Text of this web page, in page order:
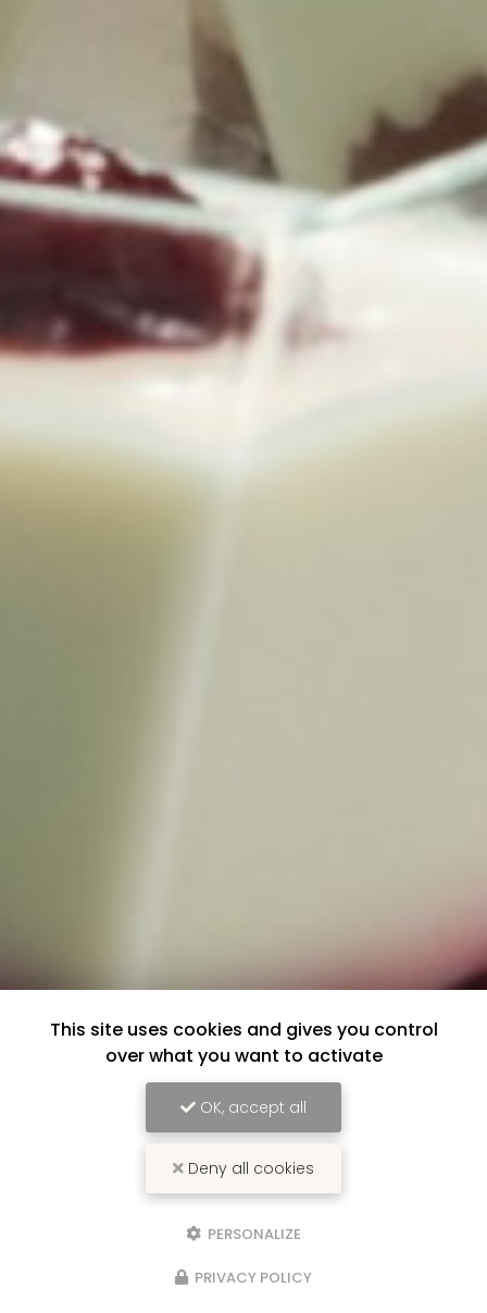
This site uses cookies and gives you control
over what you want to activate
OK, accept all
Deny all cookies
PERSONALIZE
PRIVACY POLICY